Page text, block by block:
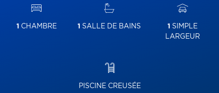
1 CHAMBRE 1 SALLE DE BAINS 1 SIMPLE
LARGEUR
PISCINE CREUSÉE